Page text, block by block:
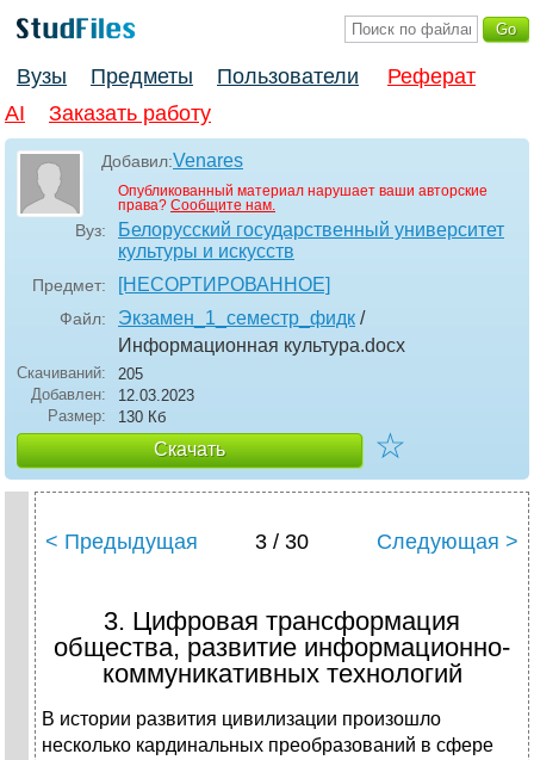
Вузы Предметы Пользователи
Реферат
AI
Заказать работу
Добавил:Venares
Опубликованный материал нарушает ваши авторские
права? Сообщите нам.
Вуз:
Белорусский государственный университет
культуры и искусств
Предмет: [НЕСОРТИРОВАННОЕ]
Файл: Экзамен_1_семестр_фидк /
Информационная культура.docx
Скачиваний:
205
Добавлен:
12.03.2023
Размер:
130 Кб
Скачать ☆
< Предыдущая 3 / 30 Следующая >
3. Цифровая трансформация
общества, развитие информационно-
коммуникативных технологий
В истории развития цивилизации произошло
несколько кардинальных преобразований в сфере